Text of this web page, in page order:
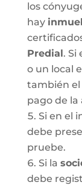
los
hay
Predial. Si
o un local
también el
pago de
Si en el
debe
pruebe.
Si la
debe